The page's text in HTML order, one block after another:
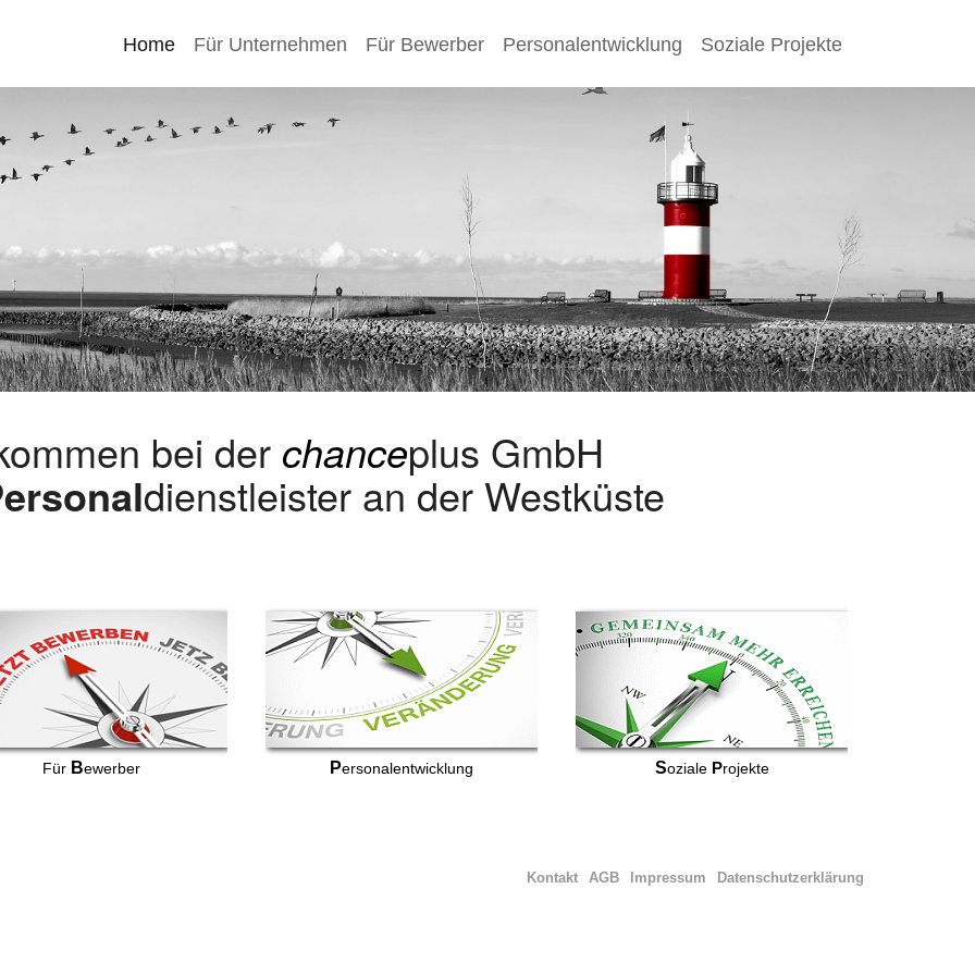
Home Für Unternehmen Für Bewerber Personalentwicklung Soziale Projekte
bei der chanceplus GmbH
dienstleister an der Westküste
Für Bewerber Personalentwicklung Soziale Projekte
Datenschutzerklärung
Impressum
AGB
Kontakt